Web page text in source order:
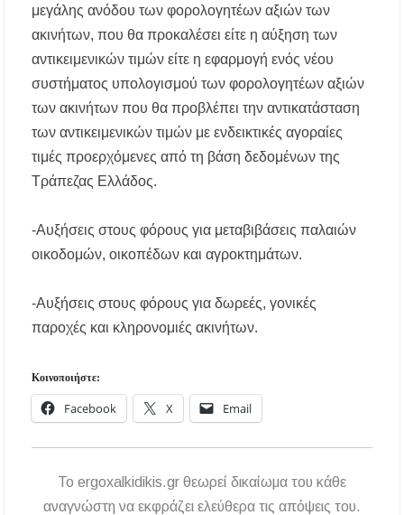
μεγάλης ανόδου των φορολογητέων αξιών των
ακινήτων, που θα προκαλέσει είτε η αύξηση των
αντικειμενικών τιμών είτε η εφαρμογή ενός νέου
συστήματος υπολογισμού των φορολογητέων αξιών
των ακινήτων που θα προβλέπει την αντικατάσταση
των αντικειμενικών τιμών με ενδεικτικές αγοραίες
τιμές προερχόμενες από τη βάση δεδομένων της
Τράπεζας Ελλάδος.
-Αυξήσεις στους φόρους για μεταβιβάσεις παλαιών
οικοδομών, οικοπέδων και αγροκτημάτων.
-Αυξήσεις στους φόρους για δωρεές, γονικές
παροχές και κληρονομιές ακινήτων.
Κοινοποιήστε:
Facebook X Email
To ergoxalkidikis.gr θεωρεί δικαίωμα του κάθε
αναγνώστη να εκφράζει ελεύθερα τις απόψεις του.